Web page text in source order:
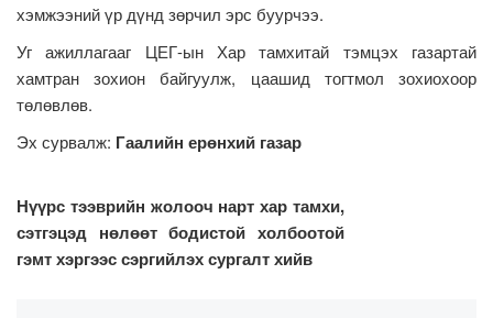
хэмжээний үр дүнд зөрчил эрс буурчээ.
Уг ажиллагааг ЦЕГ-ын Хар тамхитай тэмцэх газартай
хамтран зохион байгуулж, цаашид тогтмол зохиохоор
төлөвлөв.
Эх сурвалж: Гаалийн ерөнхий газар
Нүүрс тээврийн жолооч нарт хар тамхи,
сэтгэцэд нөлөөт бодистой холбоотой
гэмт хэргээс сэргийлэх сургалт хийв